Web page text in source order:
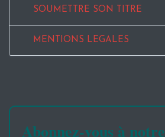
SOUMETTRE SON TITRE
MENTIONS LEGALES
Abonnez-vous à notre